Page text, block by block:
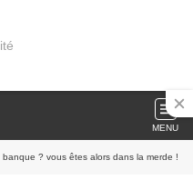
MENU
? vous êtes alors dans la merde !